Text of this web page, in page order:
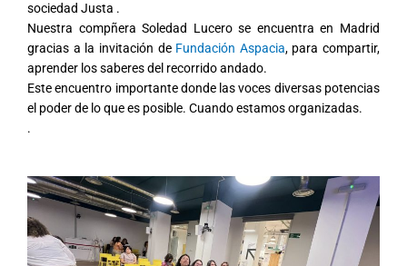
sociedad Justa .
Nuestra compñera Soledad Lucero se encuentra en Madrid
gracias a la invitación de Fundación Aspacia, para compartir,
aprender los saberes del recorrido andado.
Este encuentro importante donde las voces diversas potencias
el poder de lo que es posible. Cuando estamos organizadas.
.